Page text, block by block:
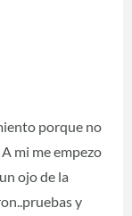
porque no
mi me empezo
ojo de la
y